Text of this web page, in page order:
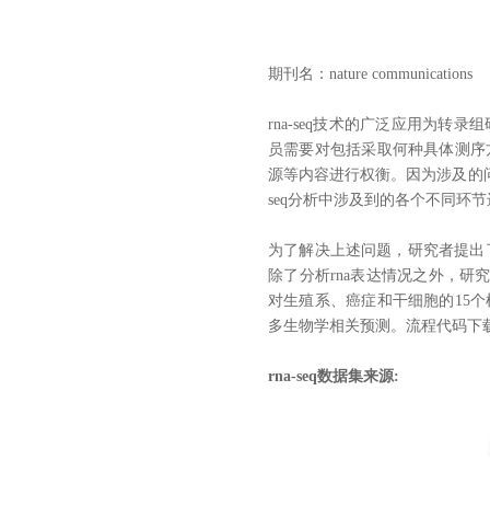
期刊名：nature communications
rna-seq技术的广泛应用为转录
员需要对包括采取何种具体测
源等内容进行权衡。因为涉及的
seq分析中涉及到的各个不同环
为了解决上述问题，研究者提
除了分析rna表达情况之外，研
对生殖系、癌症和干细胞的15
多生物学相关预测。流程代码下
rna-seq数据集来源: